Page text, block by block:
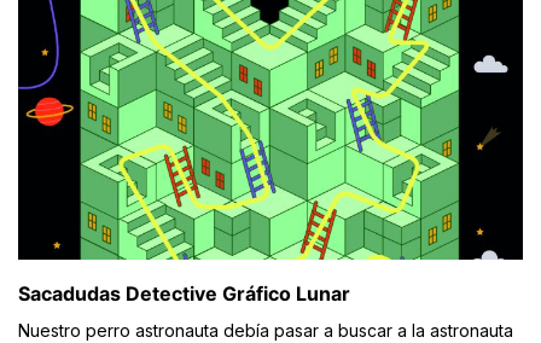
Sacadudas Detective Gráfico Lunar
Nuestro perro astronauta debía pasar a buscar a la astronauta